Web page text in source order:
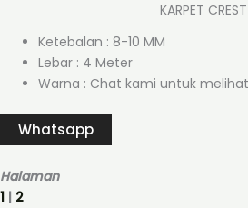
KARPET CREST
Ketebalan : 8-10 MM
Lebar : 4 Meter
Warna : Chat kami untuk
Whatsapp
Halaman
1 | 2